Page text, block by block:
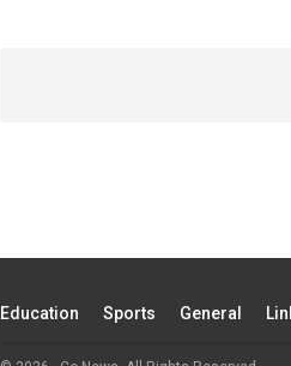
Education Sports General